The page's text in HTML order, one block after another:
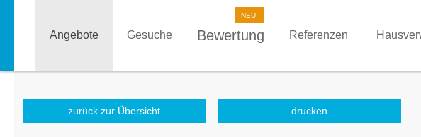
Angebote Gesuche Bewertung Referenzen
zurück zur Übersicht drucken